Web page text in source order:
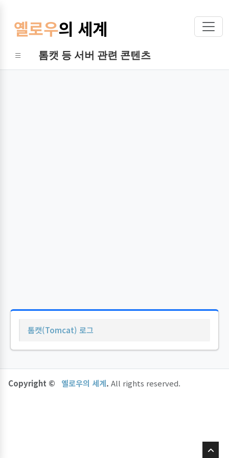
옐로우의 세계
톰캣 등 서버 관련 콘텐츠
톰캣(Tomcat) 로그
Copyright © 옐로우의 세계. All rights reserved.